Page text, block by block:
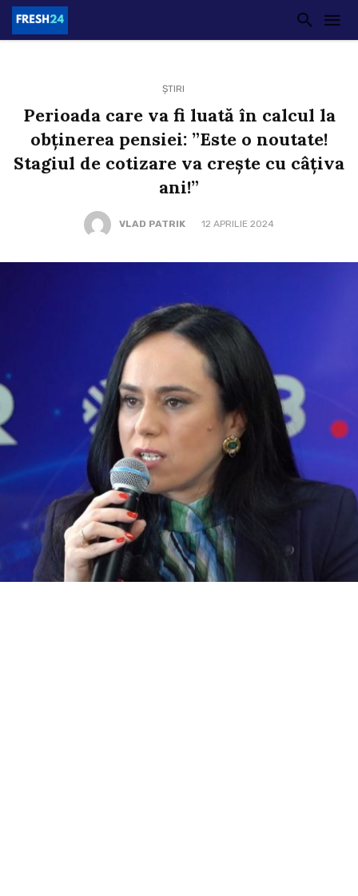
ȘTIRI
Perioada care va fi luată în calcul la
obținerea pensiei: ”Este o noutate!
Stagiul de cotizare va crește cu câțiva
ani!”
VLAD PATRIK 12 APRILIE 2024